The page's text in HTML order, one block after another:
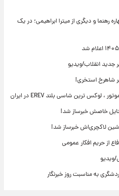
رهنما و دیگری از میترا ابراهیمی؛ در یک
جدید انقلاب/ویدیو
شاهرخ استخری!
خاصش خبرساز شد!
لاکچری‌اش خبرساز شد!
از حریم افکار عمومی
ویدیو
به مناسبت روز خبرنگار